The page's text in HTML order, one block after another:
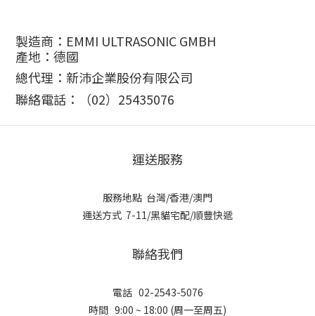
製造商：EMMI ULTRASONIC GMBH
產地：德國
總代理：新沛企業股份有限公司
聯絡電話：（02） 25435076
運送服務
服務地點 台灣/香港/澳門
運送方式 7-11/黑貓宅配/順豐快遞
聯絡我們
電話 02-2543-5076
時間 9:00 ~ 18:00 (周一至周五)